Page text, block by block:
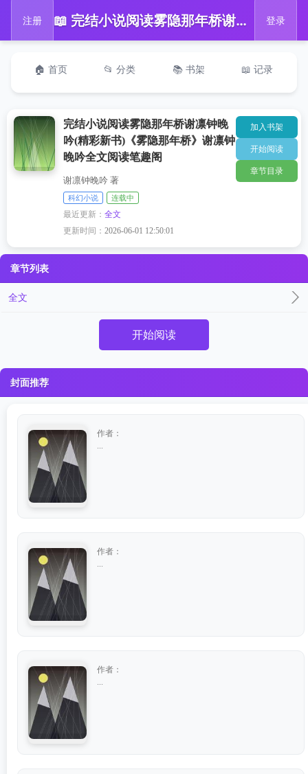
注册 📖 完结小说阅读雾隐那年桥谢凛钟晚吟(精彩新书)《雾隐那年桥》谢凛钟晚吟全文阅读笔趣阁 登录
🏠 首页 📂 分类 📚 书架 📖 记录
完结小说阅读雾隐那年桥谢凛钟晚
吟(精彩新书)《雾隐那年桥》谢凛钟
晚吟全文阅读笔趣阁
谢凛钟晚吟 著
科幻小说 连载中
最近更新：全文
更新时间：2026-06-01 12:50:01
加入书架
开始阅读
章节目录
章节列表
全文
开始阅读
封面推荐
作者：
作者：
作者：